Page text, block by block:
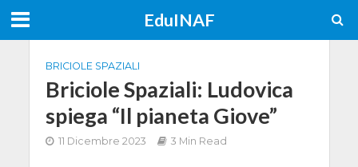
EduINAF
BRICIOLE SPAZIALI
Briciole Spaziali: Ludovica
spiega “Il pianeta Giove”
11 Dicembre 2023 3 Min Read